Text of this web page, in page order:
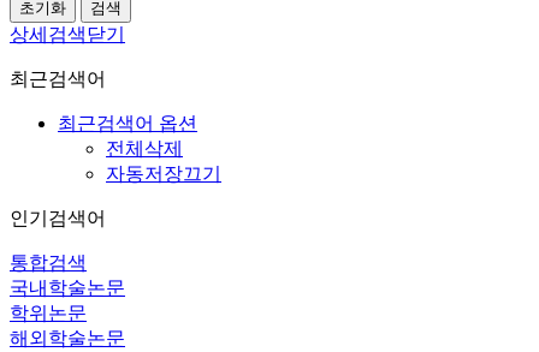
상세검색닫기
최근검색어
최근검색어 옵션
전체삭제
자동저장끄기
인기검색어
통합검색
국내학술논문
학위논문
해외학술논문